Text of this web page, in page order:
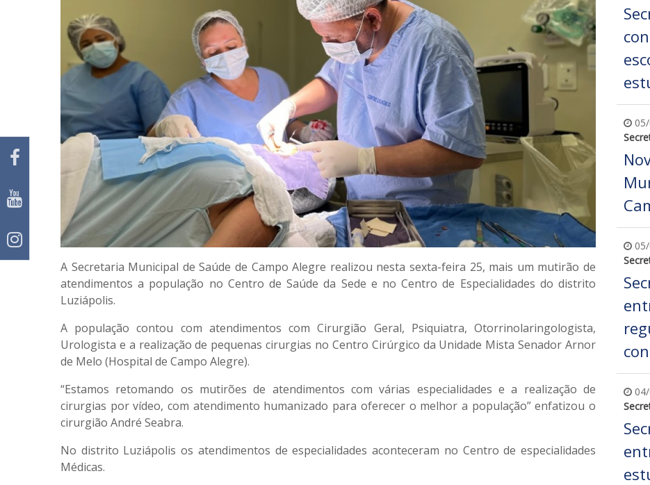
A Secretaria Municipal de Saúde de Campo Alegre realizou nesta sexta-feira 25, mais um mutirão de
atendimentos a população no Centro de Saúde da Sede e no Centro de Especialidades do distrito
Luziápolis.
A população contou com atendimentos com Cirurgião Geral, Psiquiatra, Otorrinolaringologista,
Urologista e a realização de pequenas cirurgias no Centro Cirúrgico da Unidade Mista Senador Arnor
de Melo (Hospital de Campo Alegre).
“Estamos retomando os mutirões de atendimentos com várias especialidades e a realização de
cirurgias por vídeo, com atendimento humanizado para oferecer o melhor a população” enfatizou o
cirurgião André Seabra.
No distrito Luziápolis os atendimentos de especialidades aconteceram no Centro de especialidades
Médicas.